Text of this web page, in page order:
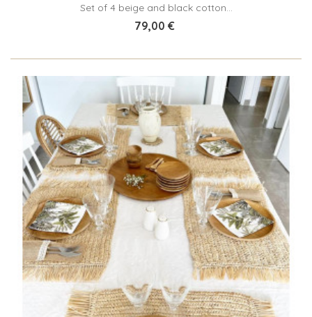
Set of 4 beige and black cotton...
79,00 €